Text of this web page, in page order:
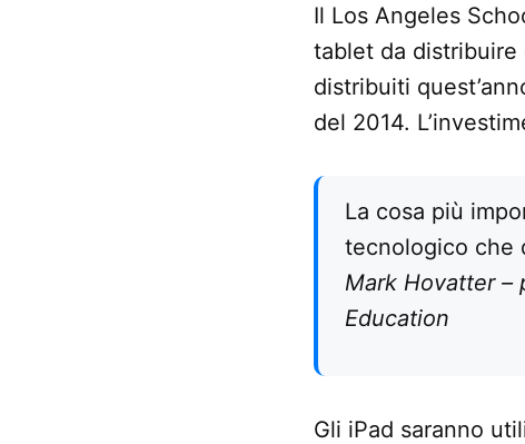
Il Los Angeles
tablet da distribuire
distribuiti
del 2014.
La cosa più
tecnologico che
Mark Hovatter –
Education
Gli iPad saranno